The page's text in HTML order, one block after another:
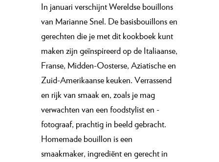
In januari verschijnt Wereldse bouillons
van Marianne Snel. De basisbouillons en
gerechten die je met dit kookboek kunt
maken zijn geïnspireerd op de Italiaanse,
Franse, Midden-Oosterse, Aziatische en
Zuid-Amerikaanse keuken. Verrassend
en rijk van smaak en, zoals je mag
verwachten van een foodstylist en -
fotograaf, prachtig in beeld gebracht.
Homemade bouillon is een
smaakmaker, ingrediënt en gerecht in